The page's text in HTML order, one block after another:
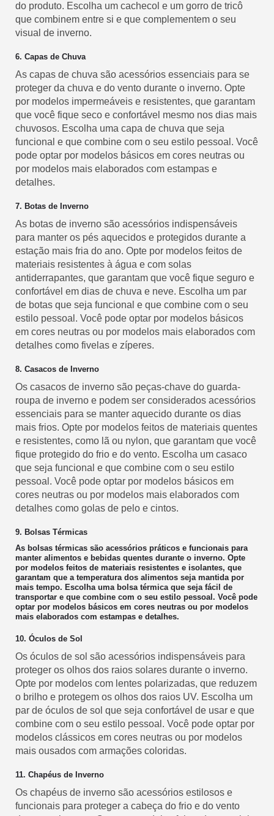
do produto. Escolha um cachecol e um gorro de tricô
que combinem entre si e que complementem o seu
visual de inverno.
6. Capas de Chuva
As capas de chuva são acessórios essenciais para se
proteger da chuva e do vento durante o inverno. Opte
por modelos impermeáveis e resistentes, que garantam
que você fique seco e confortável mesmo nos dias mais
chuvosos. Escolha uma capa de chuva que seja
funcional e que combine com o seu estilo pessoal. Você
pode optar por modelos básicos em cores neutras ou
por modelos mais elaborados com estampas e
detalhes.
7. Botas de Inverno
As botas de inverno são acessórios indispensáveis
para manter os pés aquecidos e protegidos durante a
estação mais fria do ano. Opte por modelos feitos de
materiais resistentes à água e com solas
antiderrapantes, que garantam que você fique seguro e
confortável em dias de chuva e neve. Escolha um par
de botas que seja funcional e que combine com o seu
estilo pessoal. Você pode optar por modelos básicos
em cores neutras ou por modelos mais elaborados com
detalhes como fivelas e zíperes.
8. Casacos de Inverno
Os casacos de inverno são peças-chave do guarda-
roupa de inverno e podem ser considerados acessórios
essenciais para se manter aquecido durante os dias
mais frios. Opte por modelos feitos de materiais quentes
e resistentes, como lã ou nylon, que garantam que você
fique protegido do frio e do vento. Escolha um casaco
que seja funcional e que combine com o seu estilo
pessoal. Você pode optar por modelos básicos em
cores neutras ou por modelos mais elaborados com
detalhes como golas de pelo e cintos.
9. Bolsas Térmicas
As bolsas térmicas são acessórios práticos e funcionais para
manter alimentos e bebidas quentes durante o inverno. Opte
por modelos feitos de materiais resistentes e isolantes, que
garantam que a temperatura dos alimentos seja mantida por
mais tempo. Escolha uma bolsa térmica que seja fácil de
transportar e que combine com o seu estilo pessoal. Você pode
optar por modelos básicos em cores neutras ou por modelos
mais elaborados com estampas e detalhes.
10. Óculos de Sol
Os óculos de sol são acessórios indispensáveis para
proteger os olhos dos raios solares durante o inverno.
Opte por modelos com lentes polarizadas, que reduzem
o brilho e protegem os olhos dos raios UV. Escolha um
par de óculos de sol que seja confortável de usar e que
combine com o seu estilo pessoal. Você pode optar por
modelos clássicos em cores neutras ou por modelos
mais ousados com armações coloridas.
11. Chapéus de Inverno
Os chapéus de inverno são acessórios estilosos e
funcionais para proteger a cabeça do frio e do vento